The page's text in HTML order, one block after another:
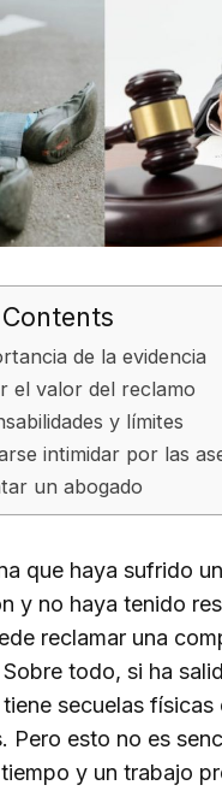
de la evidencia
el valor del reclamo
y límites
intimidar por las
un abogado
que haya sufrido
y no haya tenido
reclamar una
todo, si ha
secuelas físicas
Pero esto no es
y un trabajo